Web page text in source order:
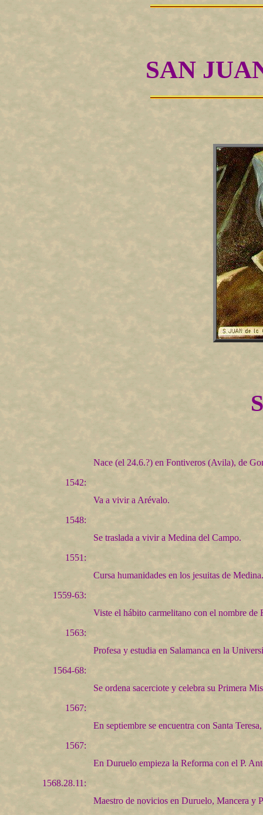
SAN
1542:
Nace (el 24.6.?) en Fontiveros (Avila), de
1548:
Va a vivir a Arévalo.
1551:
Se traslada a vivir a Medina del Campo.
1559-63:
Cursa humanidades en los jesuitas de Medina.
1563:
Viste el hábito carmelitano con el nombre de
1564-68:
Profesa y estudia en Salamanca en la
1567:
Se ordena sacerciote y celebra su Primera
1567:
En septiembre se encuentra con Santa
1568.28.11:
En Duruelo empieza la Reforma con el P.
Maestro de novicios en Duruelo, Mancera y